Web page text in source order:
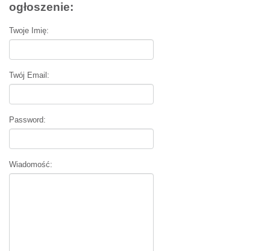
ogłoszenie:
Twoje Imię:
Twój Email:
Password:
Wiadomość: